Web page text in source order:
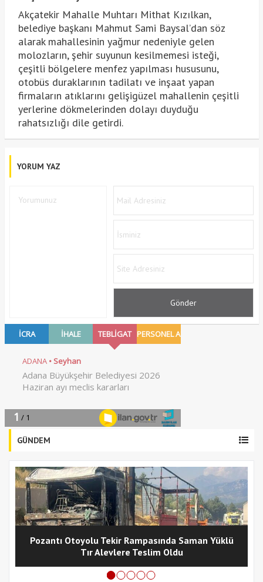
Akçatekir Mahalle Muhtarı Mithat Kızılkan,
belediye başkanı Mahmut Sami Baysal’dan söz
alarak mahallesinin yağmur nedeniyle gelen
molozların, şehir suyunun kesilmemesi isteği,
çeşitli bölgelere menfez yapılması hususunu,
otobüs duraklarının tadilatı ve inşaat yapan
firmaların atıklarını gelişigüzel mahallenin çeşitli
yerlerine dökmelerinden dolayı duyduğu
rahatsızlığı dile getirdi.
YORUM YAZ
GÜNDEM
Pozantı Otoyolu Tekir Rampasında Saman Yüklü
Tır Alevlere Teslim Oldu